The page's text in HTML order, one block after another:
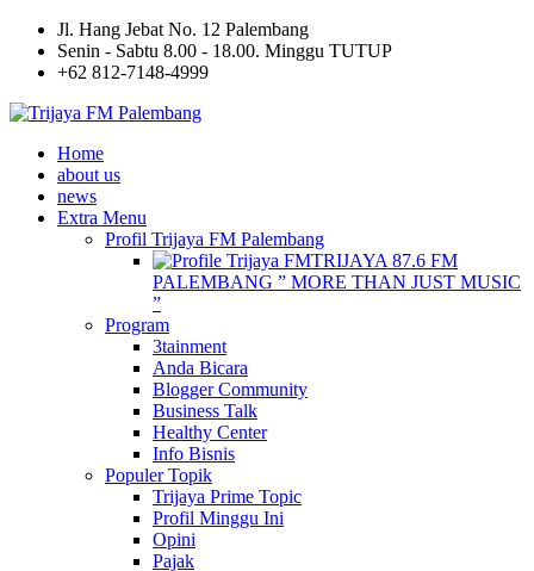
Jl. Hang Jebat No. 12 Palembang
Senin - Sabtu 8.00 - 18.00. Minggu TUTUP
+62 812-7148-4999
Home
about us
news
Extra Menu
Profil Trijaya FM Palembang
TRIJAYA 87.6 FM
PALEMBANG ” MORE THAN JUST MUSIC
”
Program
3tainment
Anda Bicara
Blogger Community
Business Talk
Healthy Center
Info Bisnis
Populer Topik
Trijaya Prime Topic
Profil Minggu Ini
Opini
Pajak